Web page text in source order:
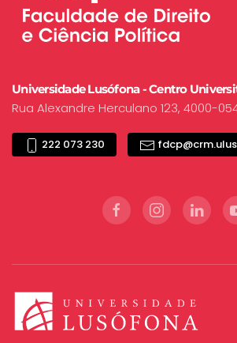
Universidade Lusófona - Centro
Rua Alexandre Herculano 123, 4000-
222 073 230